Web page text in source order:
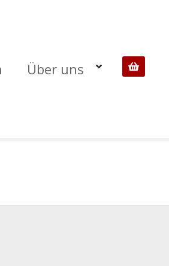
Über uns